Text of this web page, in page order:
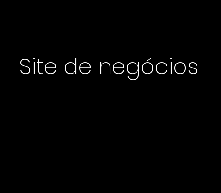
Site de negócios